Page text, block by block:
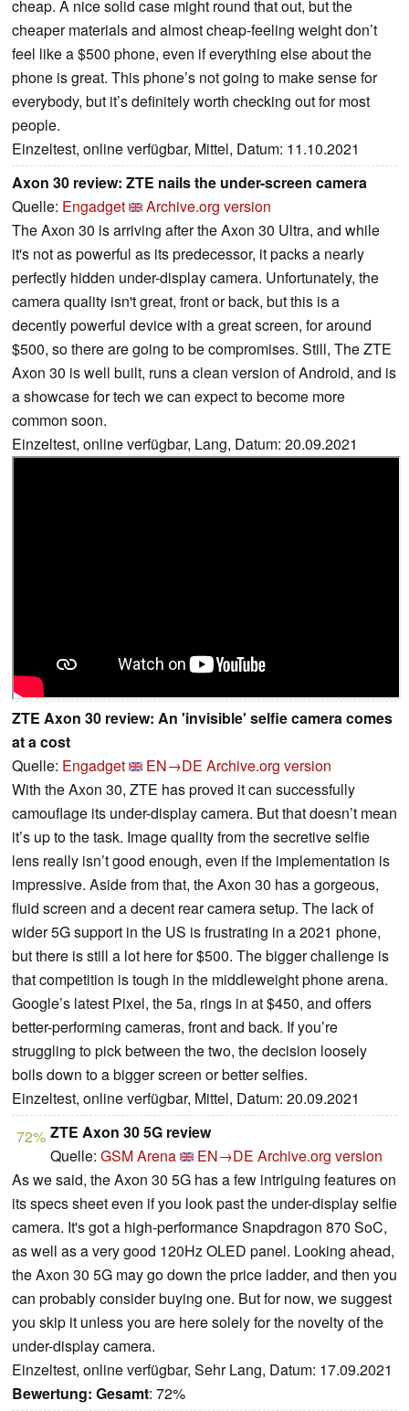
cheap. A nice solid case might round that out, but the
cheaper materials and almost cheap-feeling weight don’t
feel like a $500 phone, even if everything else about the
phone is great. This phone’s not going to make sense for
everybody, but it’s definitely worth checking out for most
people.
Einzeltest, online verfügbar, Mittel, Datum: 11.10.2021
Axon 30 review: ZTE nails the under-screen camera
Quelle: Engadget
Archive.org version
The Axon 30 is arriving after the Axon 30 Ultra, and while
it's not as powerful as its predecessor, it packs a nearly
perfectly hidden under-display camera. Unfortunately, the
camera quality isn't great, front or back, but this is a
decently powerful device with a great screen, for around
$500, so there are going to be compromises. Still, The ZTE
Axon 30 is well built, runs a clean version of Android, and is
a showcase for tech we can expect to become more
common soon.
Einzeltest, online verfügbar, Lang, Datum: 20.09.2021
ZTE Axon 30 review: An 'invisible' selfie camera comes
at a cost
Quelle: Engadget EN→DE Archive.org version
With the Axon 30, ZTE has proved it can successfully
camouflage its under-display camera. But that doesn’t mean
it’s up to the task. Image quality from the secretive selfie
lens really isn’t good enough, even if the implementation is
impressive. Aside from that, the Axon 30 has a gorgeous,
fluid screen and a decent rear camera setup. The lack of
wider 5G support in the US is frustrating in a 2021 phone,
but there is still a lot here for $500. The bigger challenge is
that competition is tough in the middleweight phone arena.
Google’s latest Pixel, the 5a, rings in at $450, and offers
better-performing cameras, front and back. If you’re
struggling to pick between the two, the decision loosely
boils down to a bigger screen or better selfies.
Einzeltest, online verfügbar, Mittel, Datum: 20.09.2021
72% ZTE Axon 30 5G review
Quelle: GSM Arena EN→DE Archive.org version
As we said, the Axon 30 5G has a few intriguing features on
its specs sheet even if you look past the under-display selfie
camera. It's got a high-performance Snapdragon 870 SoC,
as well as a very good 120Hz OLED panel. Looking ahead,
the Axon 30 5G may go down the price ladder, and then you
can probably consider buying one. But for now, we suggest
you skip it unless you are here solely for the novelty of the
under-display camera.
Einzeltest, online verfügbar, Sehr Lang, Datum: 17.09.2021
Bewertung: Gesamt: 72%